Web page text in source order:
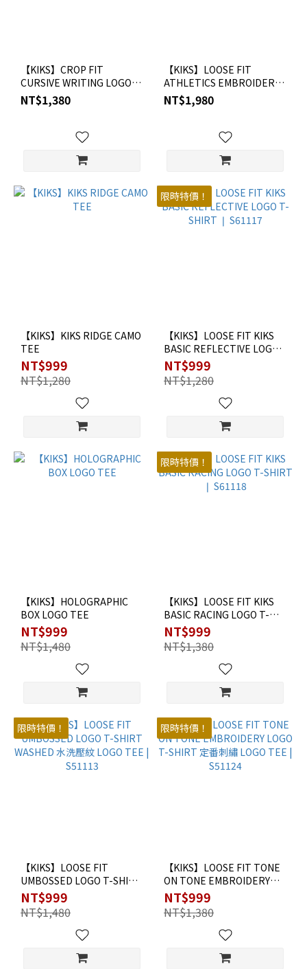
【KIKS】CROP FIT
CURSIVE WRITING LOGO
CROP TOP 女短版草寫繡花 |
S61101
NT$1,380
【KIKS】LOOSE FIT
ATHLETICS EMBROIDERY
T-SHIRT 牛仔貼布洗水短
TEE ❘ S61108
NT$1,980
【KIKS】KIKS RIDGE CAMO
TEE
NT$999
NT$1,280
限時特價！
【KIKS】LOOSE FIT KIKS
BASIC REFLECTIVE LOGO
T-SHIRT ❘ S61117
NT$999
NT$1,280
【KIKS】HOLOGRAPHIC
BOX LOGO TEE
NT$999
NT$1,480
限時特價！
【KIKS】LOOSE FIT KIKS
BASIC RACING LOGO T-
SHIRT ❘ S61118
NT$999
NT$1,380
限時特價！
【KIKS】LOOSE FIT
UMBOSSED LOGO T-SHIRT
WASHED 水洗壓紋 LOGO
TEE | S51113
NT$999
NT$1,480
限時特價！
【KIKS】LOOSE FIT TONE
ON TONE EMBROIDERY
LOGO T-SHIRT 定番刺繡
LOGO TEE | S51124
NT$999
NT$1,380